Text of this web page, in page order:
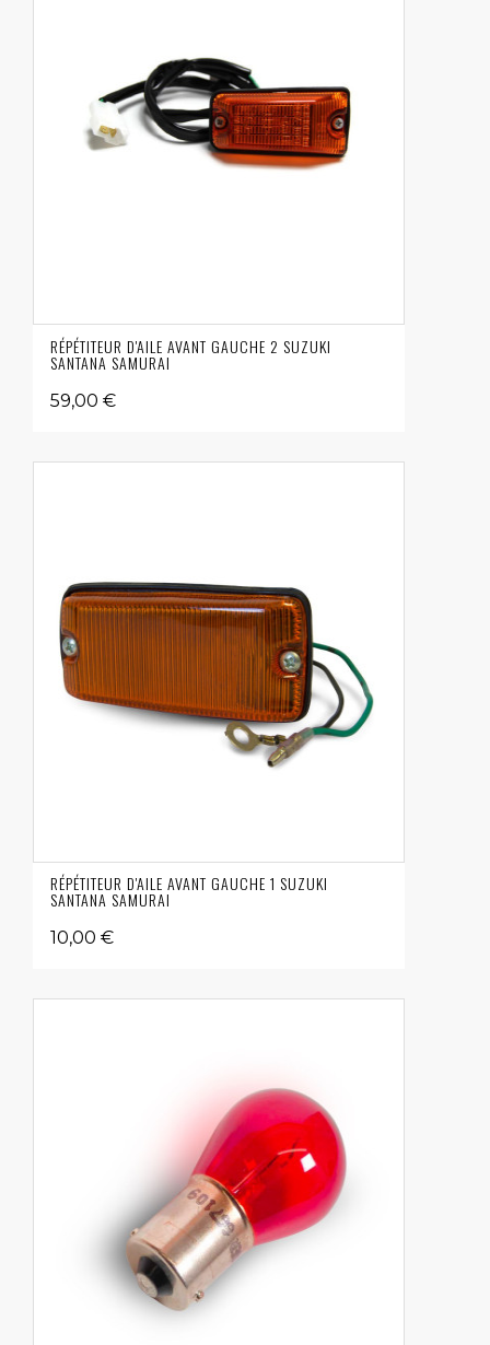
RÉPÉTITEUR D'AILE AVANT GAUCHE 2 SUZUKI
SANTANA SAMURAI
59,00 €
RÉPÉTITEUR D'AILE AVANT GAUCHE 1 SUZUKI
SANTANA SAMURAI
10,00 €